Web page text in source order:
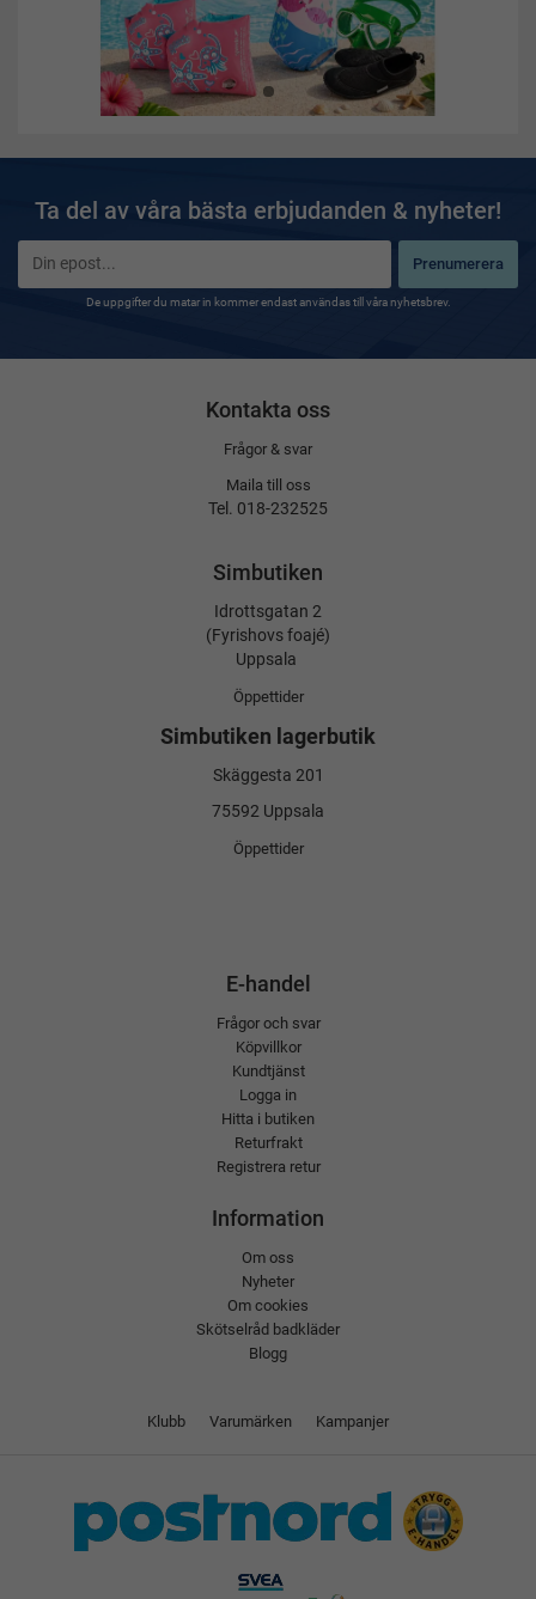
Ta del av våra bästa erbjudanden & nyheter!
Prenumerera
De uppgifter du matar in kommer endast användas till våra nyhetsbrev.
Kontakta oss
Frågor & svar
Maila till oss
Tel. 018-232525
Simbutiken
Idrottsgatan 2
(Fyrishovs foajé)
Uppsala
Öppettider
Simbutiken lagerbutik
Skäggesta 201
75592 Uppsala
Öppettider
E-handel
Frågor och svar
Köpvillkor
Kundtjänst
Logga in
Hitta i butiken
Returfrakt
Registrera retur
Information
Om oss
Nyheter
Om cookies
Skötselråd badkläder
Blogg
Klubb Varumärken Kampanjer